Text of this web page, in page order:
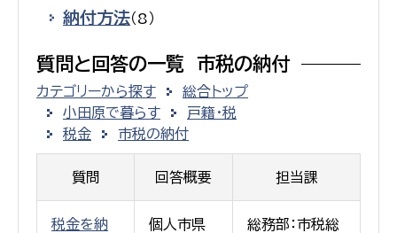
納付方法（8）
質問と回答の一覧 市税の納付
カテゴリーから探す
総合トップ
小田原で暮らす
戸籍・税
税金
市税の納付
質問 回答概要 担当課
税金を納
個人市県
総務部：市税総